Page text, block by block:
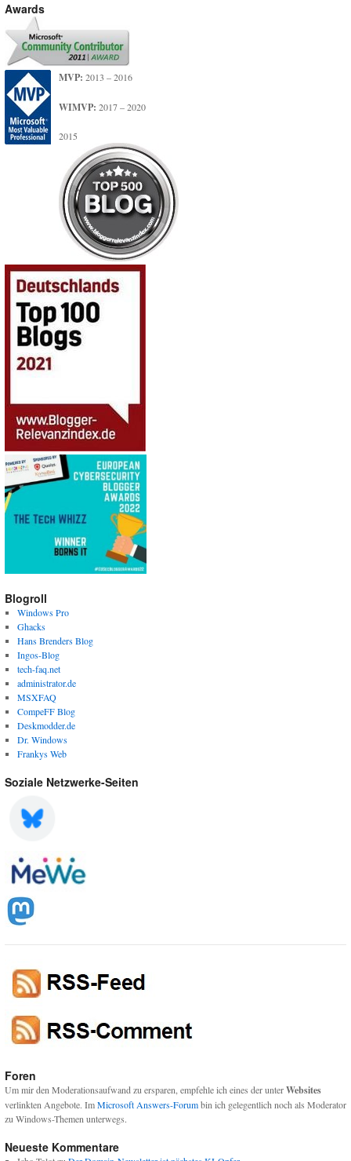
Awards
MVP: 2013 – 2016
WIMVP: 2017 – 2020
2015
Blogroll
Windows Pro
Ghacks
Hans Brenders Blog
Ingos-Blog
tech-faq.net
administrator.de
MSXFAQ
CompeFF Blog
Deskmodder.de
Dr. Windows
Frankys Web
Soziale Netzwerke-Seiten
Foren
Um mir den Moderationsaufwand zu ersparen, empfehle ich eines der unterWebsites
verlinkten Angebote. ImMicrosoft Answers-Forumbin ich gelegentlich noch als Moderator
zu Windows-Themen unterwegs.
Neueste Kommentare